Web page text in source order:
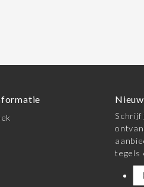
Schrijf
tegels